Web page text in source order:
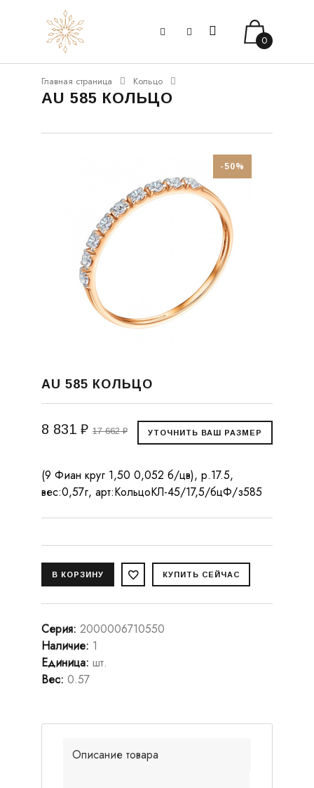
0
Главная страница Кольцо
AU 585 КОЛЬЦО
-50%
AU 585 КОЛЬЦО
8 831 ₽ 17 662 ₽
(9 Фиан круг 1,50 0,052 б/цв), р.17.5,
вес:0,57г, арт:КольцоКЛ-45/17,5/бцФ/з585
Серия: 2000006710550
Наличие: 1
Единица: шт.
Вес: 0.57
Описание товара